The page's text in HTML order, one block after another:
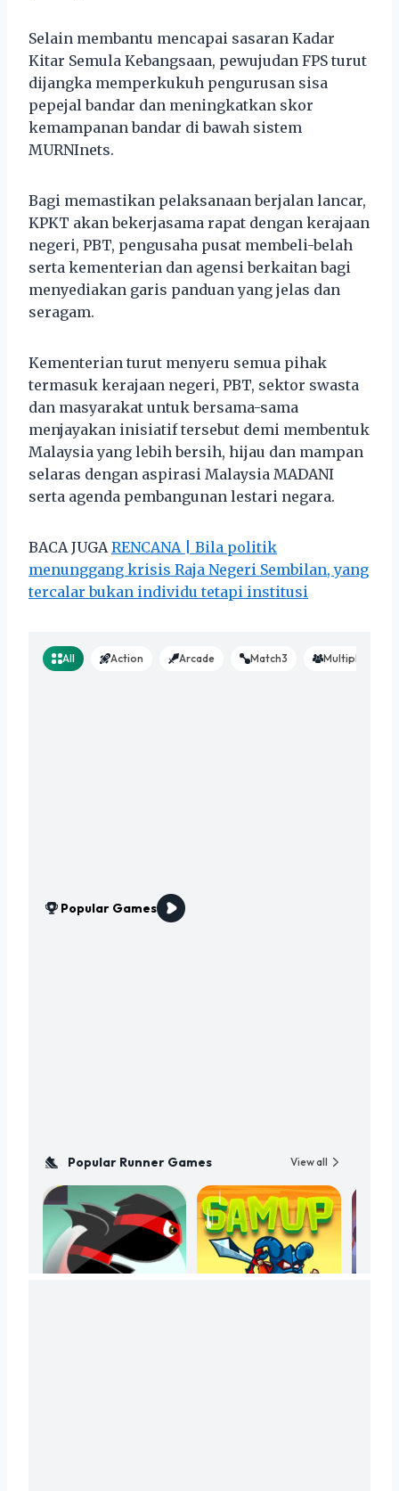
Selain membantu mencapai sasaran Kadar
Kitar Semula Kebangsaan, pewujudan FPS turut
dijangka memperkukuh pengurusan sisa
pepejal bandar dan meningkatkan skor
kemampanan bandar di bawah sistem
MURNInets.
Bagi memastikan pelaksanaan berjalan lancar,
KPKT akan bekerjasama rapat dengan kerajaan
negeri, PBT, pengusaha pusat membeli-belah
serta kementerian dan agensi berkaitan bagi
menyediakan garis panduan yang jelas dan
seragam.
Kementerian turut menyeru semua pihak
termasuk kerajaan negeri, PBT, sektor swasta
dan masyarakat untuk bersama-sama
menjayakan inisiatif tersebut demi membentuk
Malaysia yang lebih bersih, hijau dan mampan
selaras dengan aspirasi Malaysia MADANI
serta agenda pembangunan lestari negara.
BACA JUGA RENCANA | Bila politik
menunggang krisis Raja Negeri Sembilan, yang
tercalar bukan individu tetapi institusi